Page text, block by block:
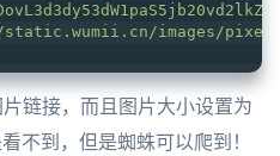
images/
链接，而且图片大小设置为
不到，但是蜘蛛可以爬到！